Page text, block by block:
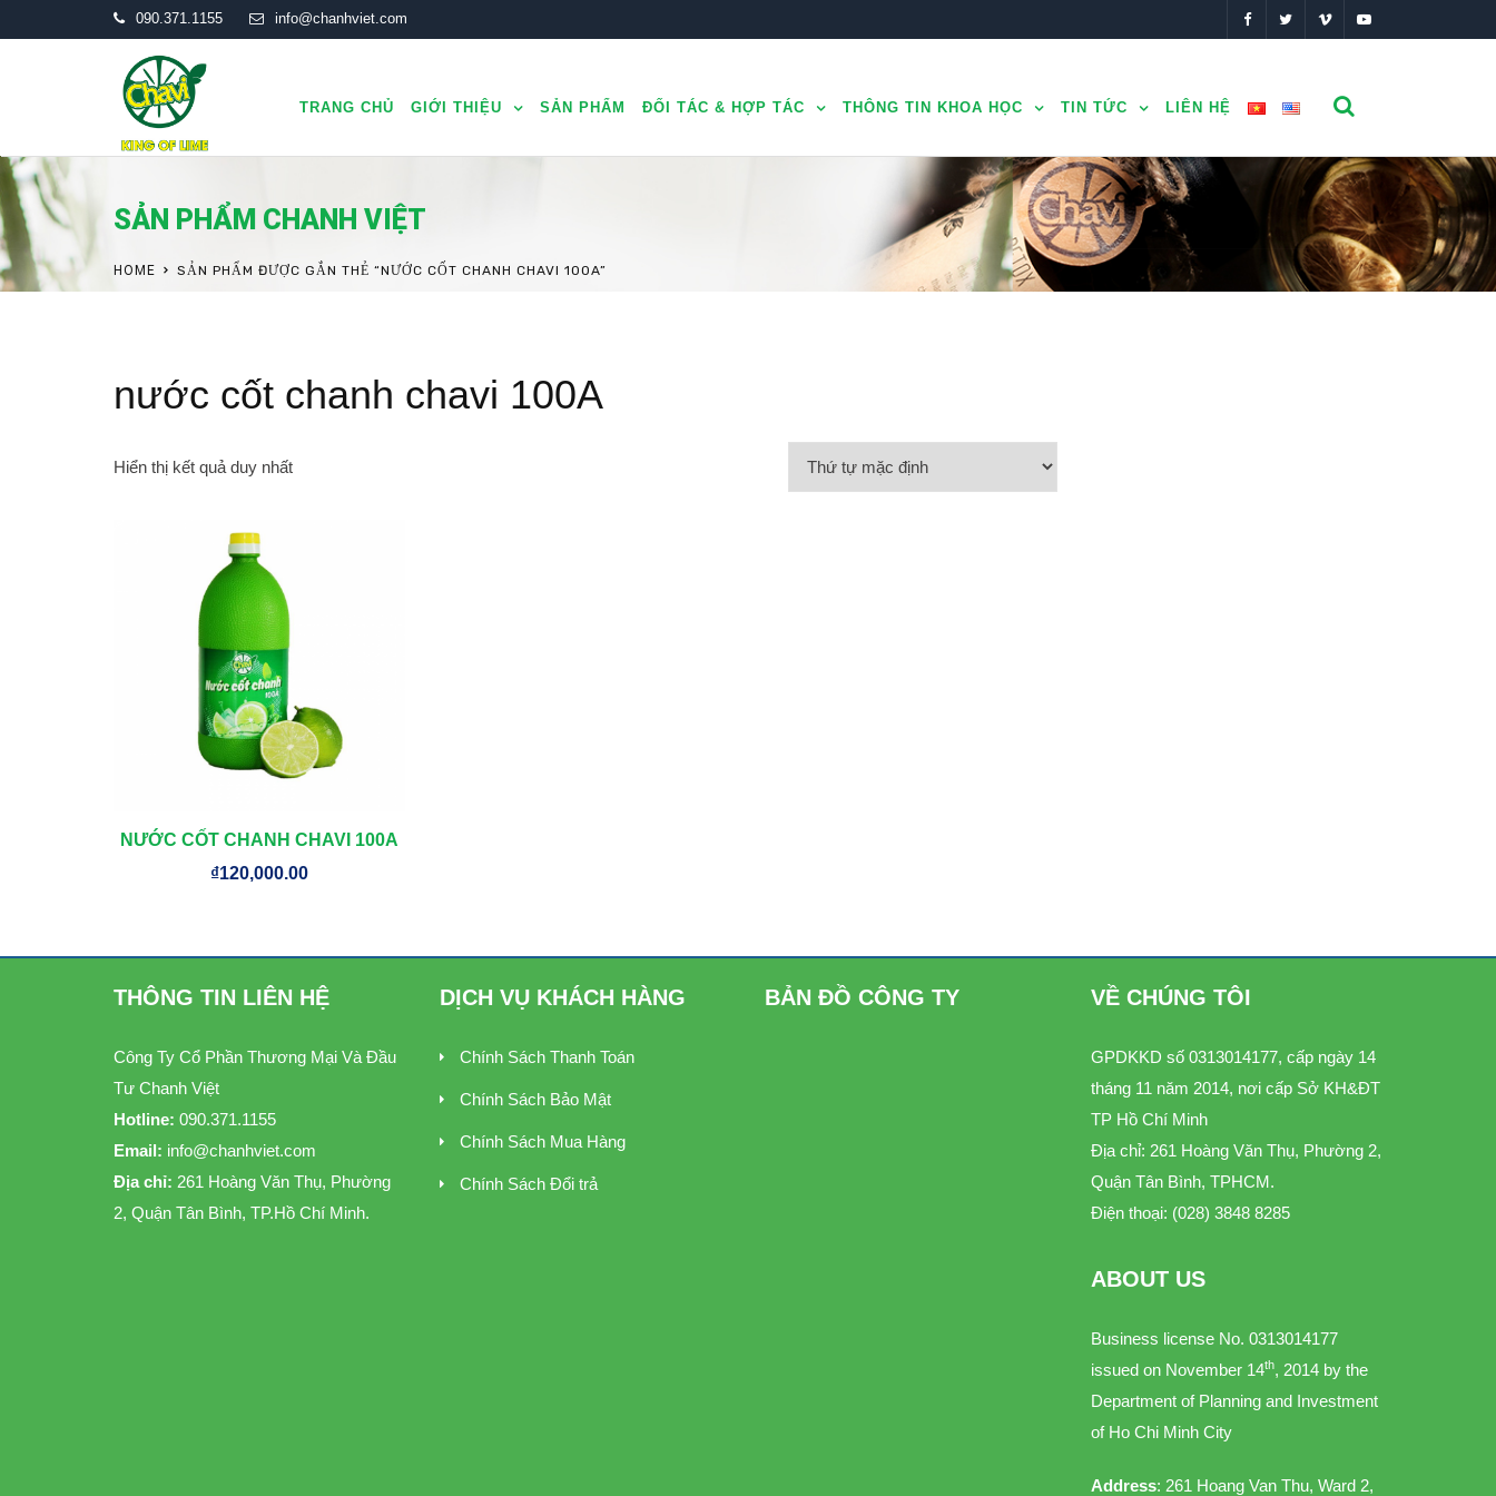
090.371.1155 info@chanhviet.com
TRANG CHỦ GIỚI THIỆU SẢN PHẨM ĐỐI TÁC & HỢP TÁC THÔNG TIN KHOA HỌC TIN TỨC LIÊN HỆ
SẢN PHẨM CHANH VIỆT
HOME SẢN PHẨM ĐƯỢC GẮN THẺ “NƯỚC CỐT CHANH CHAVI 100A”
nước cốt chanh chavi 100A
Hiển thị kết quả duy nhất
View Details
MUA HÀNG
ONLINE
NƯỚC CỐT CHANH CHAVI 100A
₫120,000.00
THÔNG TIN LIÊN HỆ
Công Ty Cổ Phần Thương Mại Và Đầu
Tư Chanh Việt
Hotline: 090.371.1155
Email: info@chanhviet.com
Địa chỉ: 261 Hoàng Văn Thụ, Phường
2, Quận Tân Bình, TP.Hồ Chí Minh.
DỊCH VỤ KHÁCH HÀNG
Chính Sách Thanh Toán
Chính Sách Bảo Mật
Chính Sách Mua Hàng
Chính Sách Đổi trả
BẢN ĐỒ CÔNG TY VỀ CHÚNG TÔI
GPDKKD số 0313014177, cấp ngày 14
tháng 11 năm 2014, nơi cấp Sở KH&ĐT
TP Hồ Chí Minh
Địa chỉ: 261 Hoàng Văn Thụ, Phường 2,
Quận Tân Bình, TPHCM.
Điện thoại: (028) 3848 8285
ABOUT US
Business license No. 0313014177
issued on November 14th, 2014 by the
Department of Planning and Investment
of Ho Chi Minh City
Address: 261 Hoang Van Thu, Ward 2,